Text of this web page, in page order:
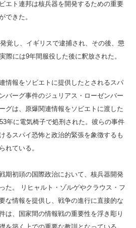
エト連邦は核兵器を開発するための重要
できた。
覚し、イギリスで逮捕され、その後、懲
際には9年間服役した後に釈放された。
情報をソビエトに提供したとされるスパ
バーグ事件のジュリアス・ローゼンバー
グは、原爆関連情報をソビエトに渡した
年に電気椅子で処刑された。彼らの事件
るスパイ恐怖と政治的緊張を象徴するも
れている。
期初頭の国際政治において、核兵器開発
た。 リヒャルト・ゾルゲやクラウス・フ
な情報を提供し、戦争の進行に直接的な
は、国家間の情報戦の重要性を浮き彫り